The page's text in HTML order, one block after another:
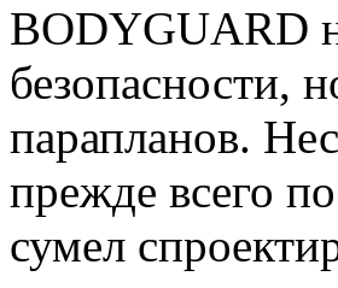
BODYGUARD
безопасности,
парапланов.
прежде всего
сумел